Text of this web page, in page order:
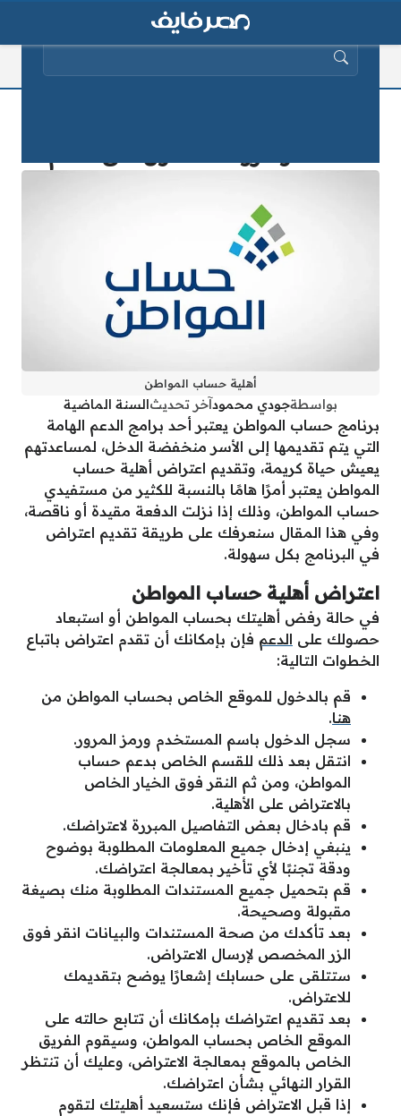
أهلية حساب المواطن
بواسطةجودي محمودآخر تحديثالسنة الماضية
برنامج حساب المواطن يعتبر أحد برامج الدعم الهامة
التي يتم تقديمها إلى الأسر منخفضة الدخل، لمساعدتهم
يعيش حياة كريمة، وتقديم اعتراض أهلية حساب
المواطن يعتبر أمرًا هامًا بالنسبة للكثير من مستفيدي
حساب المواطن، وذلك إذا نزلت الدفعة مقيدة أو ناقصة،
وفي هذا المقال سنعرفك على طريقة تقديم اعتراض
في البرنامج بكل سهولة.
اعتراض أهلية حساب المواطن
في حالة رفض أهليتك بحساب المواطن أو استبعاد
حصولك على الدعم فإن بإمكانك أن تقدم اعتراض باتباع
الخطوات التالية:
قم بالدخول للموقع الخاص بحساب المواطن من
هنا.
سجل الدخول باسم المستخدم ورمز المرور.
انتقل بعد ذلك للقسم الخاص بدعم حساب
المواطن، ومن ثم النقر فوق الخيار الخاص
بالاعتراض على الأهلية.
قم بادخال بعض التفاصيل المبررة لاعتراضك.
ينبغي إدخال جميع المعلومات المطلوبة بوضوح
ودقة تجنبًا لأي تأخير بمعالجة اعتراضك.
قم بتحميل جميع المستندات المطلوبة منك بصيغة
مقبولة وصحيحة.
بعد تأكدك من صحة المستندات والبيانات انقر فوق
الزر المخصص لإرسال الاعتراض.
ستتلقى على حسابك إشعارًا يوضح بتقديمك
للاعتراض.
بعد تقديم اعتراضك بإمكانك أن تتابع حالته على
الموقع الخاص بحساب المواطن، وسيقوم الفريق
الخاص بالموقع بمعالجة الاعتراض، وعليك أن تنتظر
القرار النهائي بشأن اعتراضك.
إذا قبل الاعتراض فإنك ستسعيد أهليتك لتقوم
البحث عن: